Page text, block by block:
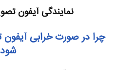
نمایندگی آیفون
چرا در صورت خرابی آیفون